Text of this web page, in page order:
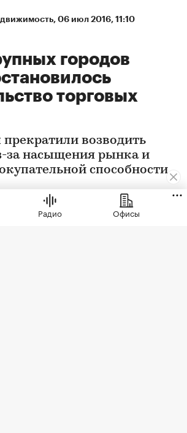
⁠, 06 июл 2016, 11:10
городов
торговых
возводить
за насыщения рынка и
способности
Радио Офисы